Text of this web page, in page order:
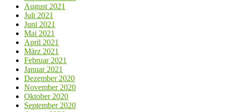
August 2021
Juli 2021
Juni 2021
Mai 2021
April 2021
März 2021
Februar 2021
Januar 2021
Dezember 2020
November 2020
Oktober 2020
September 2020